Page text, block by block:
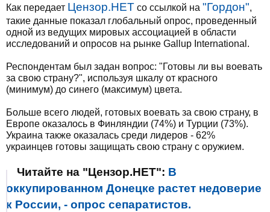
Как передает Цензор.НЕТ со ссылкой на "Гордон",
такие данные показал глобальный опрос, проведенный
одной из ведущих мировых ассоциацией в области
исследований и опросов на рынке Gallup International.
Респондентам был задан вопрос: "Готовы ли вы воевать
за свою страну?", используя шкалу от красного
(минимум) до синего (максимум) цвета.
Больше всего людей, готовых воевать за свою страну, в
Европе оказалось в Финляндии (74%) и Турции (73%).
Украина также оказалась среди лидеров - 62%
украинцев готовы защищать свою страну с оружием.
Читайте на "Цензор.НЕТ": В
оккупированном Донецке растет недоверие
к России, - опрос сепаратистов.